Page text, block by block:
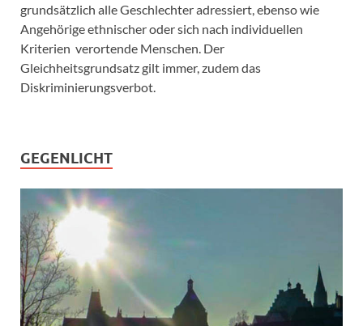
grundsätzlich alle Geschlechter adressiert, ebenso wie
Angehörige ethnischer oder sich nach individuellen
Kriterien verortende Menschen. Der
Gleichheitsgrundsatz gilt immer, zudem das
Diskriminierungsverbot.
GEGENLICHT